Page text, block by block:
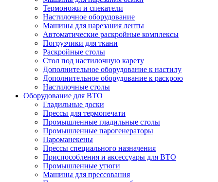
Термоножи и спекатели
Настилочное оборудование
Машины для нарезания ленты
Автоматические раскройные комплексы
Погрузчики для ткани
Раскройные столы
Стол под настилочную карету
Дополнительное оборудование к настилу
Дополнительное оборудование к раскрою
Настилочные столы
Оборудование для ВТО
Гладильные доски
Прессы для термопечати
Промышленные гладильные столы
Промышленные парогенераторы
Пароманекены
Прессы специального назначения
Приспособления и аксессуары для ВТО
Промышленные утюги
Машины для прессования